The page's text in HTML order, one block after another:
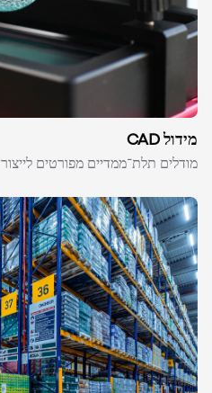
מידול CAD
מודלים תלת־ממדיים מפורטים לייצור